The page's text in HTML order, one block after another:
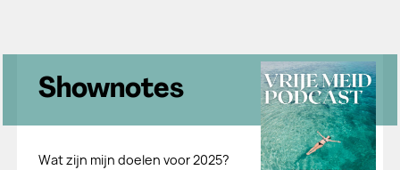
Shownotes
Wat zijn mijn doelen voor 2025?